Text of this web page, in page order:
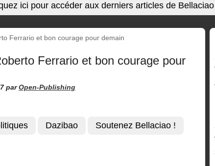
ici pour accéder aux derniers articles de Bellaciao
Ferrario et bon courage pour demain
Ferrario et bon courage pour
parOpen-Publishing
Dazibao
Soutenez Bellaciao !